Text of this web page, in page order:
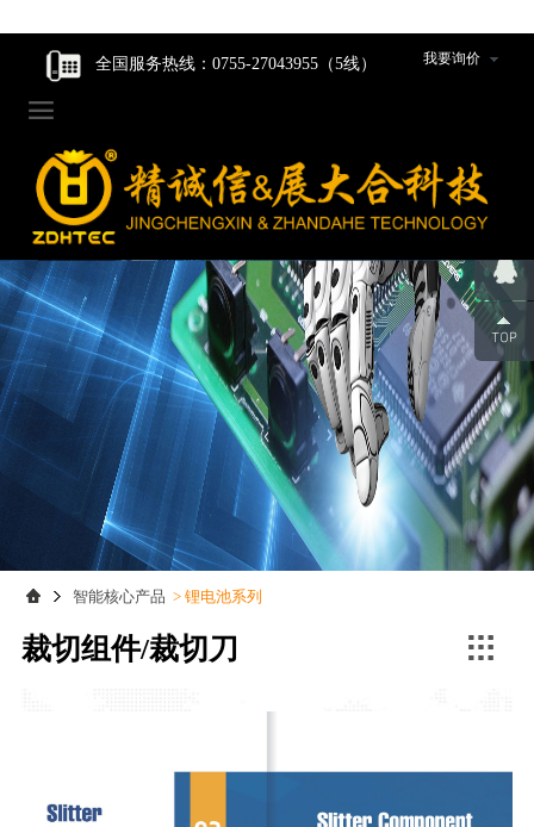
我要询价
全国服务热线：0755-27043955（5线）

走进我们
企业家风
公司简介
组织架构
发展历程
荣誉资质
合作伙伴
企业人才观
团队风采
联系我们
走进我们
企业家风
公司简介
组织架构
发展历程
荣誉资质
合作伙伴
企业人才观
团队风采
联系我们
智能核心产品
动力产品卷绕组件
数码产品卷绕组件
圆柱产品卷绕组件
裁切组件/裁切刀
冲切组件/冲切刀
圆柱封口组装线模具
辊类型/包胶类型产品
超声波焊机及模具
智能核心产品
动力产品卷绕组件
数码产品卷绕组件
圆柱产品卷绕组件
裁切组件/裁切刀
冲切组件/冲切刀
圆柱封口组装线模具
辊类型/包胶类型产品
超声波焊机及模具
制造中心
工程设计研发
生产设备
组件装配车间
品质管控
新闻资讯
公司新闻
行业动态
智能核心产品 > 锂电池系列
裁切组件/裁切刀 